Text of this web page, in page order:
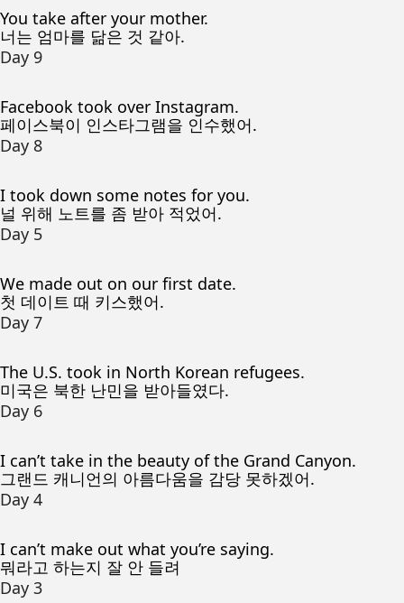
You take after your mother.
너는 엄마를 닮은 것 같아.
Day 9
Facebook took over Instagram.
페이스북이 인스타그램을 인수했어.
Day 8
I took down some notes for you.
널 위해 노트를 좀 받아 적었어.
Day 5
We made out on our first date.
첫 데이트 때 키스했어.
Day 7
The U.S. took in North Korean refugees.
미국은 북한 난민을 받아들였다.
Day 6
I can’t take in the beauty of the Grand Canyon.
그랜드 캐니언의 아름다움을 감당 못하겠어.
Day 4
I can’t make out what you’re saying.
뭐라고 하는지 잘 안 들려
Day 3